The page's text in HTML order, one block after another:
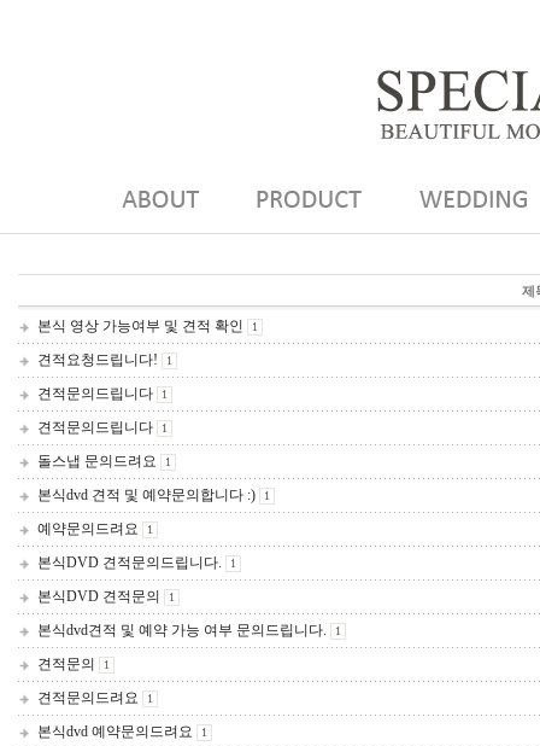
제
본식 영상 가능여부 및 견적 확인 1
견적요청드립니다! 1
견적문의드립니다 1
견적문의드립니다 1
돌스냅 문의드려요 1
본식dvd 견적 및 예약문의합니다 :) 1
예약문의드려요 1
본식DVD 견적문의드립니다. 1
본식DVD 견적문의 1
본식dvd견적 및 예약 가능 여부 문의드립니다. 1
견적문의 1
견적문의드려요 1
본식dvd 예약문의드려요 1